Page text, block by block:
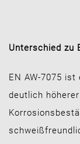
Unterschied zu
EN AW-7075
deutlich